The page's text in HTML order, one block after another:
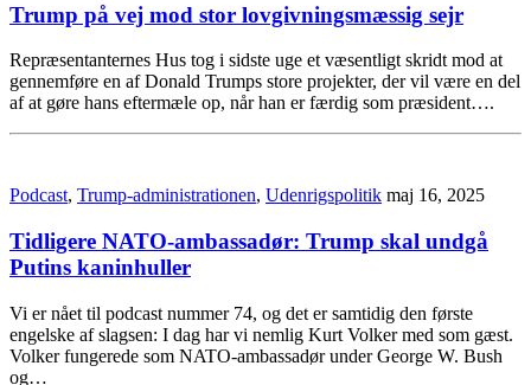
Trump på vej mod stor lovgivningsmæssig sejr
Repræsentanternes Hus tog i sidste uge et væsentligt skridt mod at
gennemføre en af Donald Trumps store projekter, der vil være en del
af at gøre hans eftermæle op, når han er færdig som præsident….
Podcast, Trump-administrationen, Udenrigspolitik maj 16, 2025
Tidligere NATO-ambassadør: Trump skal undgå
Putins kaninhuller
Vi er nået til podcast nummer 74, og det er samtidig den første
engelske af slagsen: I dag har vi nemlig Kurt Volker med som gæst.
Volker fungerede som NATO-ambassadør under George W. Bush
og…